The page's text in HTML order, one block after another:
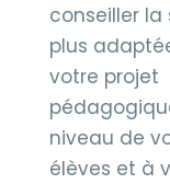
conseiller la
plus
votre projet
niveau de
élèves et à